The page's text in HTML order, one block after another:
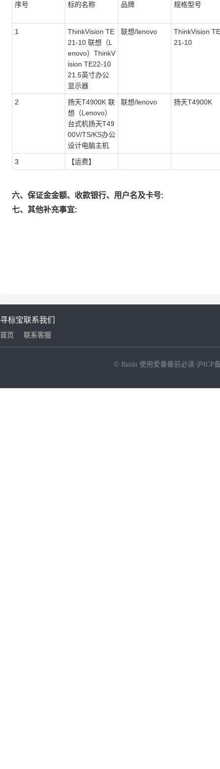
序号 标的名称 品牌 规格型号
1
ThinkVision TE
21-10 联想（L
enovo）ThinkV
ision TE22-10
21.5英寸办公
显示器
联想/lenovo
ThinkVision TE
21-10
2
扬天T4900K 联
想（Lenovo）
台式机扬天T49
00V/TS/KS办公
设计电脑主机
联想/lenovo 扬天T4900K
3 【运费】
六、保证金金额、收款银行、用户名及卡号:
七、其他补充事宜:
寻标宝
首页
联系我们
联系客服
© Baidu 使用爱番番前必读 沪ICP